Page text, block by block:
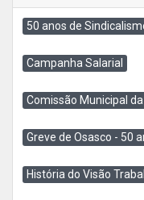
50 anos de
Campanha Salarial
Comissão Municipal
Greve de Osasco - 50
História do Visão